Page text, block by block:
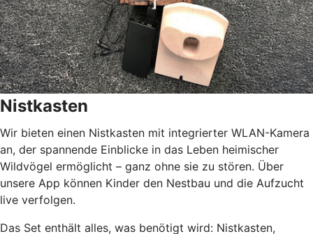
Nistkasten
Wir bieten einen Nistkasten mit integrierter WLAN-Kamera
an, der spannende Einblicke in das Leben heimischer
Wildvögel ermöglicht – ganz ohne sie zu stören. Über
unsere App können Kinder den Nestbau und die Aufzucht
live verfolgen.
Das Set enthält alles, was benötigt wird: Nistkasten,